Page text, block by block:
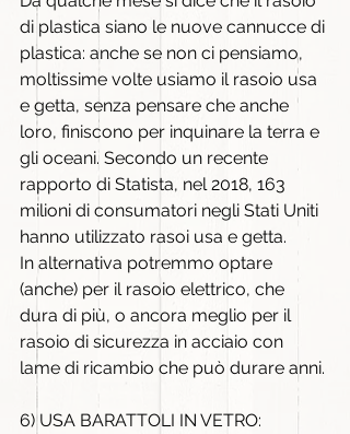
di plastica siano le nuove cannucce di
plastica: anche se non ci pensiamo,
moltissime volte usiamo il rasoio usa
e getta, senza pensare che anche
loro, finiscono per inquinare la terra e
gli oceani. Secondo un recente
rapporto di Statista, nel 2018, 163
milioni di consumatori negli Stati Uniti
hanno utilizzato rasoi usa e getta.
In alternativa potremmo optare
(anche) per il rasoio elettrico, che
dura di più, o ancora meglio per il
rasoio di sicurezza in acciaio con
lame di ricambio che può durare anni.
6) USA BARATTOLI IN VETRO: